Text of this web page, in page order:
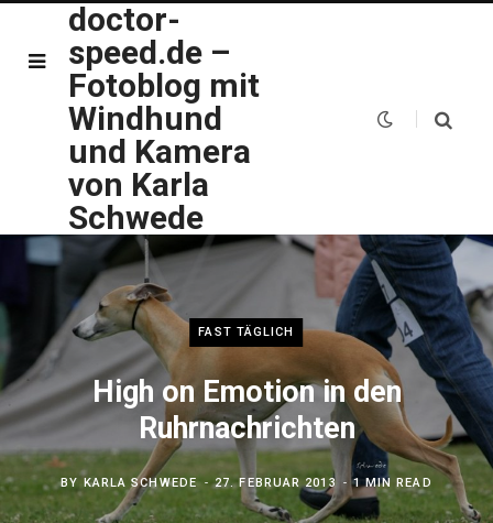
doctor-
speed.de –
Fotoblog mit
Windhund
und Kamera
von Karla
Schwede
FAST TÄGLICH
High on Emotion in den
Ruhrnachrichten
BY KARLA SCHWEDE 27. FEBRUAR 2013 1 MIN READ